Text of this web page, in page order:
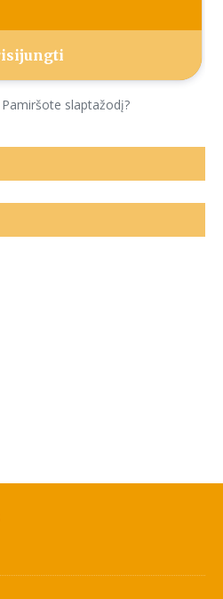
Pamiršote slaptažodį?